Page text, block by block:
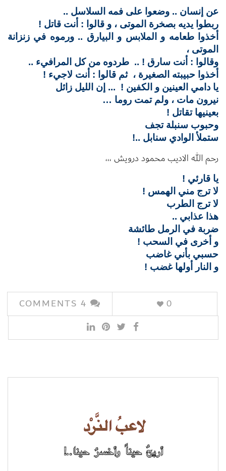
عن إنسان .. وضعوا على فمه السلاسل ..
ربطوا يديه بصخرة الموتى ، و قالوا : أنت قاتل !
أخذوا طعامه و الملابس و البيارق .. ورموه في زنزانة
الموتى ،
وقالوا : أنت سارق ! .. طردوه من كل المرافيء ..
أخذوا حبيبته الصغيرة ، ثم قالوا : أنت لاجيء !
يا دامي العينين و الكفين ! ... إن الليل زائل
نيرون مات ، ولم تمت روما …
بعينيها تقاتل !
وحبوب سنبلة تجف
ستملأ الوادي سنابل ..!
رحم الله الاديب محمود درويش ،،،
يا قارئي !
لا ترج مني الهمس !
لا ترج الطرب
هذا عذابي ..
ضربة في الرمل طائشة
و أخرى في السحب !
حسبي بأني غاضب
و النار أولها غضب !
COMMENTS 0